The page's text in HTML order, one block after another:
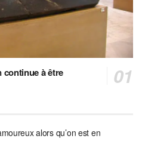
continue à être
alors qu’on est en